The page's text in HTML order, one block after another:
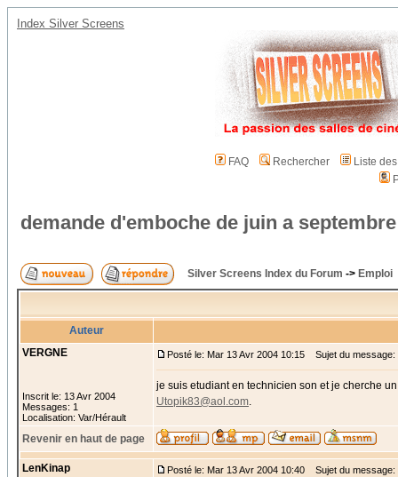
Index Silver Screens
FAQ Rechercher
Liste
demande d'emboche de juin a septembre
Silver Screens Index du Forum -> Emploi
Auteur
VERGNE
Inscrit le: 13 Avr 2004
Messages: 1
Localisation: Var/Hérault
Posté le: Mar 13 Avr 2004 10:15 Sujet du message:
je suis etudiant en technicien son et je cherche
Utopik83@aol.com.
Revenir en haut de page
LenKinap Posté le: Mar 13 Avr 2004 10:40 Sujet du message: